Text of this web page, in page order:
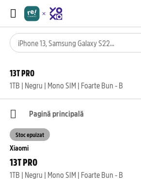
13T PRO
1TB | Negru | Mono SIM | Foarte Bun - B
Pagină principală
Xiaomi
13T PRO
1TB | Negru | Mono SIM | Foarte Bun - B
Stoc epuizat